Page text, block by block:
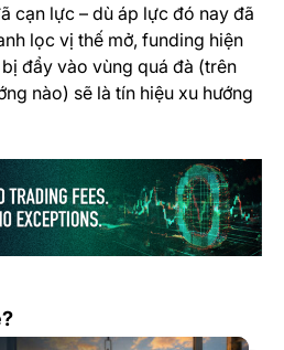
cạn lực – dù áp lực đó nay đã
lọc vị thế mở, funding hiện
đẩy vào vùng quá đà (trên
nào) sẽ là tín hiệu xu hướng
Đang Bị Thu Hẹp